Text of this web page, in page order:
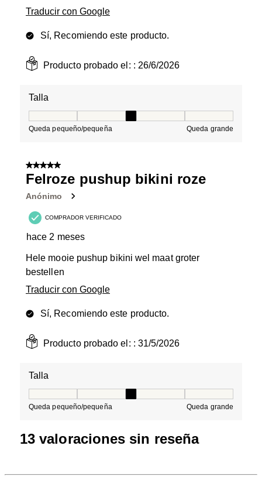
Traducir con Google
Sí, Recomiendo este producto.
Producto probado el: : 26/6/2026
Talla
Queda pequeño/pequeña Queda grande
5 de 5 estrellas.
Felroze pushup bikini roze
Anónimo
COMPRADOR VERIFICADO
hace 2 meses
Hele mooie pushup bikini wel maat groter
bestellen
Traducir con Google
Sí, Recomiendo este producto.
Producto probado el: : 31/5/2026
Talla
Queda pequeño/pequeña Queda grande
13 valoraciones sin reseña